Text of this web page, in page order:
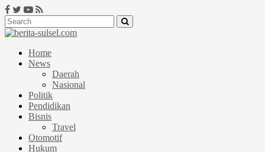
Home
News
Daerah
Nasional
Politik
Pendidikan
Bisnis
Travel
Otomotif
Hukum